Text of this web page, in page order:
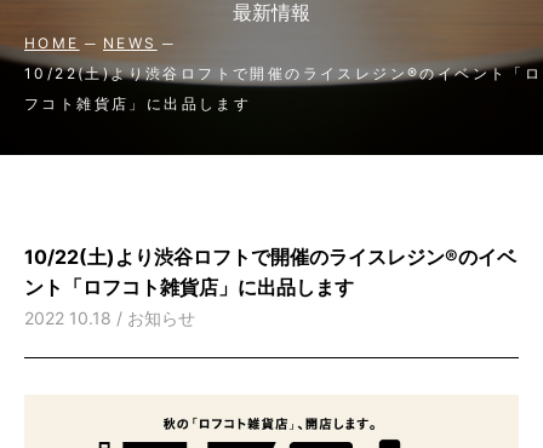
最新情報
HOME
NEWS
10/22(土)より渋谷ロフトで開催のライスレジン®のイベント「ロ
フコト雑貨店」に出品します
10/22(土)より渋谷ロフトで開催のライスレジン®のイベ
ント「ロフコト雑貨店」に出品します
2022 10.18 / お知らせ